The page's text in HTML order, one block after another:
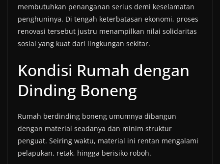
membutuhkan penanganan serius demi keselamatan
penghuninya. Di tengah keterbatasan ekonomi, proses
renovasi tersebut justru menampilkan nilai solidaritas
sosial yang kuat dari lingkungan sekitar.
Kondisi Rumah dengan
Dinding Boneng
Rumah berdinding boneng umumnya dibangun
dengan material seadanya dan minim struktur
penguat. Seiring waktu, material ini rentan mengalami
pelapukan, retak, hingga berisiko roboh.